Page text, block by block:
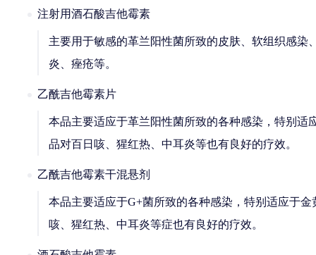
注射用酒石酸吉他霉素
主要用于敏感的革兰阳性菌所致的皮肤、软组织感
炎、痤疮等。
乙酰吉他霉素片
本品主要适应于革兰阳性菌所致的各种感染，特别
品对百日咳、猩红热、中耳炎等也有良好的疗效。
乙酰吉他霉素干混悬剂
本品主要适应于G+菌所致的各种感染，特别适应于
咳、猩红热、中耳炎等症也有良好的疗效。